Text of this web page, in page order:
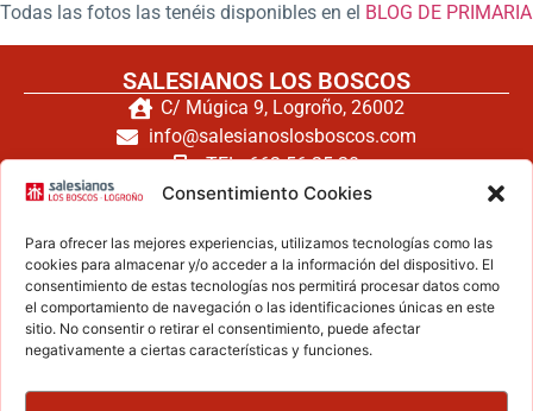
Consentimiento Cookies
Para ofrecer las mejores experiencias, utilizamos tecnologías como las
cookies para almacenar y/o acceder a la información del dispositivo. El
consentimiento de estas tecnologías nos permitirá procesar datos como
el comportamiento de navegación o las identificaciones únicas en este
sitio. No consentir o retirar el consentimiento, puede afectar
negativamente a ciertas características y funciones.
Todas las fotos las tenéis disponibles en el BLOG DE PRIMARIA
SALESIANOS LOS BOSCOS
C/ Múgica 9, Logroño, 26002
info@salesianoslosboscos.com
TEL: 662 56 25 20
TEL: 941 240 171
Haz clic para aceptar cookies de
marketing y permitir este contenido